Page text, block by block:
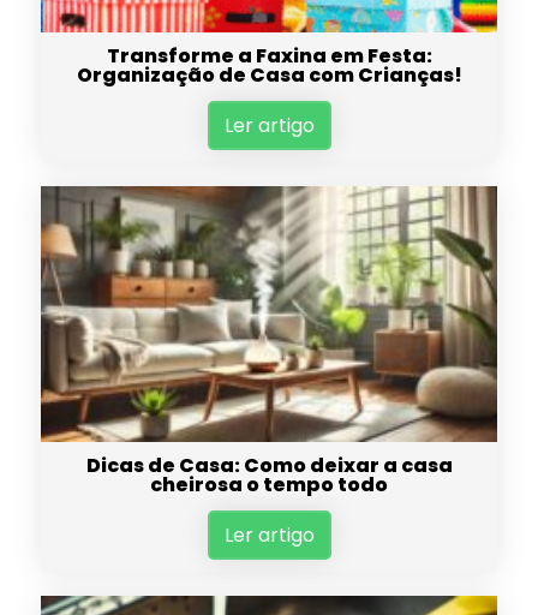
Transforme a Faxina em Festa:
Organização de Casa com Crianças!
Ler artigo
Dicas de Casa: Como deixar a casa
cheirosa o tempo todo
Ler artigo